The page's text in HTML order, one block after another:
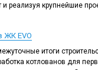
реализуя крупнейшие
ЖК EVO
итоги
котлованов для